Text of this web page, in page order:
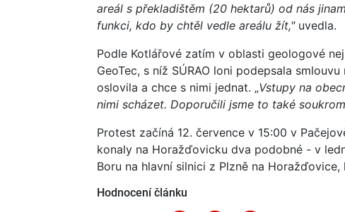
areál s překladištěm (20 hektarů) od nás
funkci, kdo by chtěl vedle areálu žít," uvedla.
Podle Kotlářové zatím v oblasti geologové
GeoTec, s níž SÚRAO loni podepsala
oslovila a chce s nimi jednat. „Vstupy na
nimi scházet. Doporučili jsme to také
Protest začíná 12. července v 15:00 v
konaly na Horažďovicku dva podobné - v
Boru na hlavní silnici z Plzně na
Hodnocení článku